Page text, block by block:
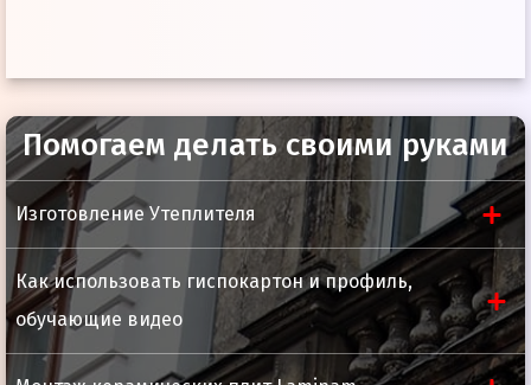
Расход
0,15-0,25кг/м2
Способ нанесения
валик, кисть
Время высыхания
24 часа
Срок годнисти
24 мес
Пропорция разведения
готовый
Инструкция
Тщательно перемешайте грунтовку. При помощи
кисти, валика или распылителя нанести грунтовку
на основание. После высыхания грунтовки
проверить основание на впитывающую способность
Помогаем делать своими руками
Изготовление Утеплителя
Как использовать гиспокартон и профиль,
обучающие видео